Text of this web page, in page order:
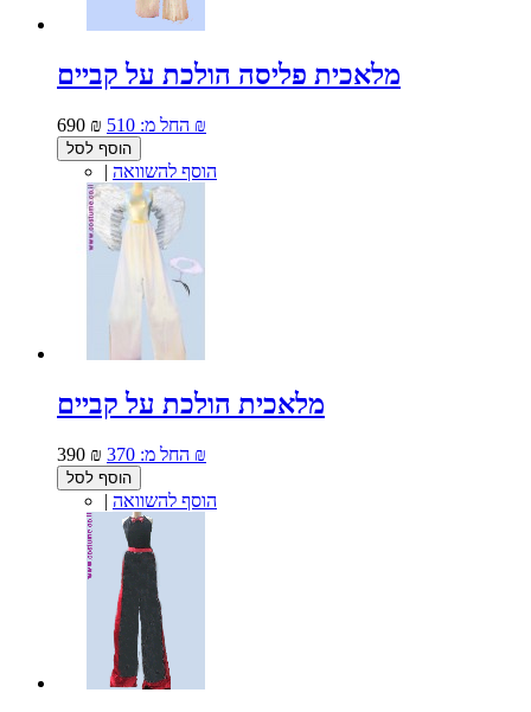
מלאכית פליסה הולכת על קביים
690 ₪ החל מ: 510 ₪
הוסף לסל
| הוסף להשוואה
מלאכית הולכת על קביים
390 ₪ החל מ: 370 ₪
הוסף לסל
| הוסף להשוואה